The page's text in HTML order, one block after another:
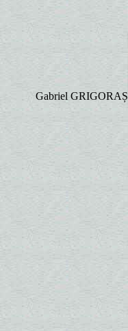
Gabriel GRIGORAȘ